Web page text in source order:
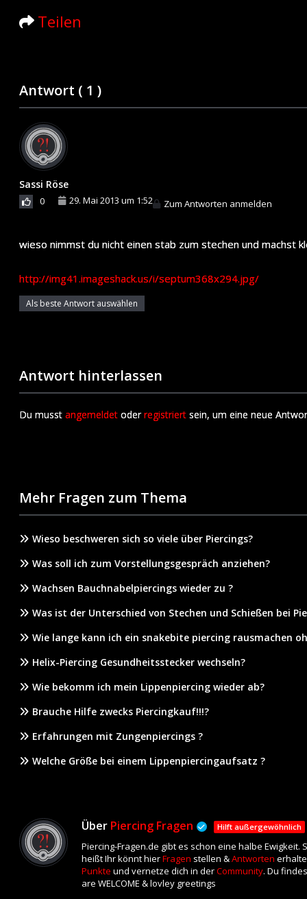
Teilen
Antwort ( 1 )
Sassi Röse
0 29. Mai 2013 um 1:52 Zum Antworten anmelden
wieso nimmst du nicht einen stab zum stechen und machst
http://img41.imageshack.us/i/septum368x294.jpg/
Als beste Antwort auswählen
Antwort hinterlassen
Du musst angemeldet oderregistriert sein, um eine neue
Mehr Fragen zum Thema
Wieso beschweren sich so viele über Piercings?
Was soll ich zum Vorstellungsgespräch anziehen?
Wachsen Bauchnabelpiercings wieder zu ?
Was ist der Unterschied von Stechen und Schießen bei
Wie lange kann ich ein snakebite piercing rausmachen
Helix-Piercing Gesundheitsstecker wechseln?
Wie bekomm ich mein Lippenpiercing wieder ab?
Brauche Hilfe zwecks Piercingkauf!!!?
Erfahrungen mit Zungenpiercings ?
Welche Größe bei einem Lippenpiercingaufsatz ?
Über Piercing Fragen Hilft außergewöhnlich
Piercing-Fragen.de gibt es schon eine halbe
heißt Ihr könnt hierFragen stellen &Antworten
Punkte und vernetze dich in derCommunity. Du
are WELCOME & lovley greetings